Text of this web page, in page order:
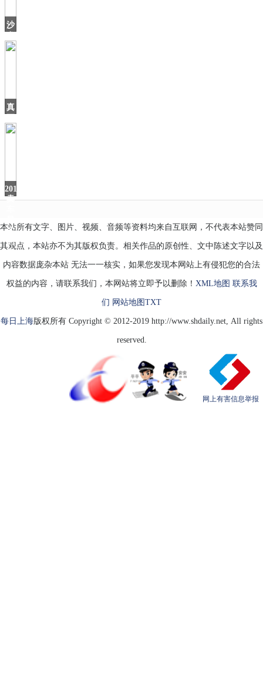
沙
不
难
看
真
的
气
场
2019
卖
多
的
自
本站所有文字、图片、视频、音频等资料均来自互联网，不代表本站赞同
其观点，本站亦不为其版权负责。相关作品的原创性、文中陈述文字以及
内容数据庞杂本站 无法一一核实，如果您发现本网站上有侵犯您的合法
权益的内容，请联系我们，本网站将立即予以删除！ XML地图 联系我
们 网站地图 TXT
每日上海版权所有 Copyright © 2012-2019 http://www.shdaily.net, All rights
reserved.
网上有害信息举报